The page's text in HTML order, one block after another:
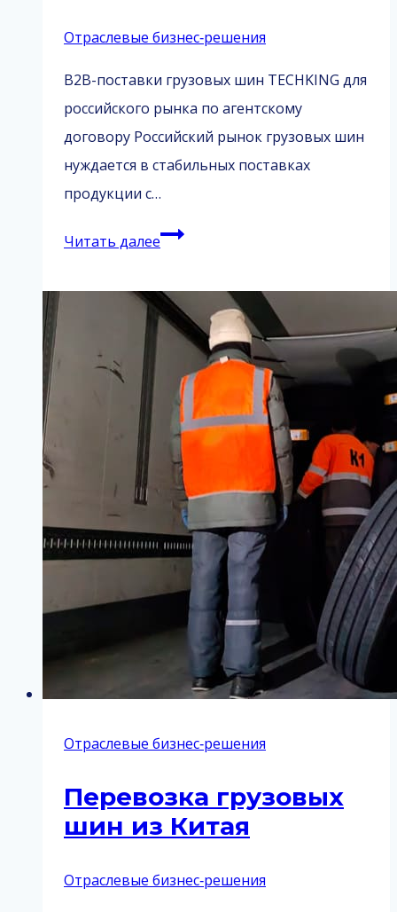
Отраслевые бизнес‑решения
B2B-поставки грузовых шин TECHKING для
российского рынка по агентскому
договору Российский рынок грузовых шин
нуждается в стабильных поставках
продукции с…
Читать далееПоставка
шин
TECHKING
Китая
под
ключ
для
российского
бизнеса
Отраслевые бизнес‑решения
Перевозка грузовых
шин из Китая
Отраслевые бизнес‑решения